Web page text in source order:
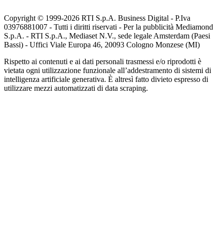
Copyright © 1999-2026 RTI S.p.A. Business Digital - P.Iva
03976881007 - Tutti i diritti riservati - Per la pubblicità Mediamond
S.p.A. - RTI S.p.A., Mediaset N.V., sede legale Amsterdam (Paesi
Bassi) - Uffici Viale Europa 46, 20093 Cologno Monzese (MI)
Rispetto ai contenuti e ai dati personali trasmessi e/o riprodotti è
vietata ogni utilizzazione funzionale all’addestramento di sistemi di
intelligenza artificiale generativa. È altresì fatto divieto espresso di
utilizzare mezzi automatizzati di data scraping.